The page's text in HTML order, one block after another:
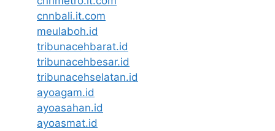
cnnbali.it.com
meulaboh.id
tribunacehbarat.id
tribunacehbesar.id
tribunacehselatan.id
ayoagam.id
ayoasahan.id
ayoasmat.id